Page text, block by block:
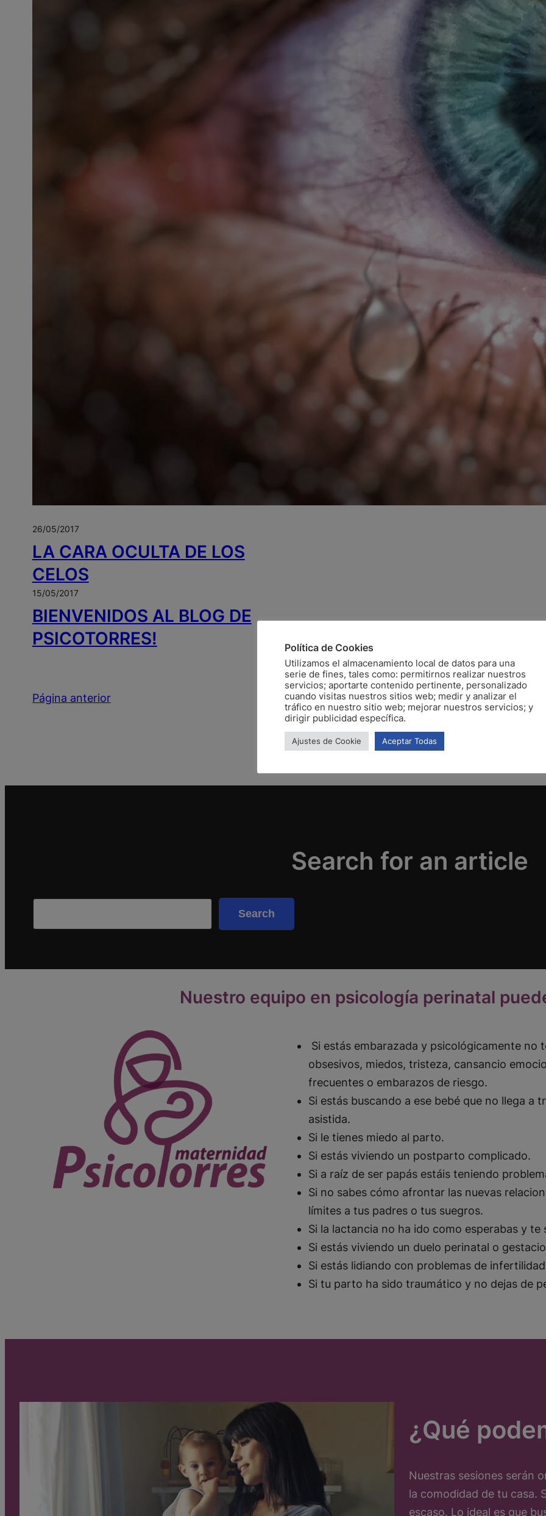
26/05/2017
LA CARA OCULTA DE LOS
CELOS
15/05/2017
BIENVENIDOS AL BLOG DE
PSICOTORRES!
Página anterior
Search for an article
Search
Nuestro equipo en psicología perinatal
Si estás embarazada y psicológicamente no
obsesivos, miedos, tristeza, cansancio
frecuentes o embarazos de riesgo.
Si estás buscando a ese bebé que no llega a
asistida.
Si le tienes miedo al parto.
Si estás viviendo un postparto complicado.
Si a raíz de ser papás estáis teniendo
Si no sabes cómo afrontar las nuevas
límites a tus padres o tus suegros.
Si la lactancia no ha ido como esperabas y te
Si estás viviendo un duelo perinatal o
Si estás lidiando con problemas de
Si tu parto ha sido traumático y no dejas de
¿Qué
Nuestras sesiones serán
la comodidad de tu casa.
escaso. Lo ideal es que
Política de Cookies
Utilizamos el almacenamiento local de datos para una
serie de fines, tales como: permitirnos realizar nuestros
servicios; aportarte contenido pertinente, personalizado
cuando visitas nuestros sitios web; medir y analizar el
tráfico en nuestro sitio web; mejorar nuestros servicios; y
dirigir publicidad específica.
Ajustes de Cookie Aceptar Todas